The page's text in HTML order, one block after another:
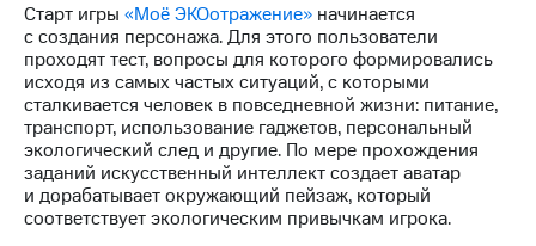
Документы
ПАО
"МТС"
Собрания
акционеров
Личный
кабинет
акционера
Акционерный
капитал
Старт игры «Моё ЭКОотражение» начинается
с создания персонажа. Для этого пользователи
проходят тест, вопросы для которого формировались
исходя из самых частых ситуаций, с которыми
сталкивается человек в повседневной жизни: питание,
транспорт, использование гаджетов, персональный
экологический след и другие. По мере прохождения
заданий искусственный интеллект создает аватар
и дорабатывает окружающий пейзаж, который
соответствует экологическим привычкам игрока.